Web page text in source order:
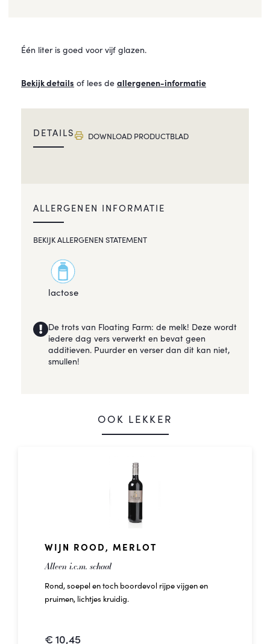
Één liter is goed voor vijf glazen.
Bekijk details of lees de allergenen-informatie
DETAILS DOWNLOAD PRODUCTBLAD
ALLERGENEN INFORMATIE
BEKIJK ALLERGENEN STATEMENT
lactose
De trots van Floating Farm: de melk! Deze wordt
iedere dag vers verwerkt en bevat geen
additieven. Puurder en verser dan dit kan niet,
smullen!
OOK LEKKER
WIJN ROOD, MERLOT
Alleen i.c.m. schaal
Rond, soepel en toch boordevol rijpe vijgen en
pruimen, lichtjes kruidig.
Gebied: Zuid Frankrijk
€ 10,45